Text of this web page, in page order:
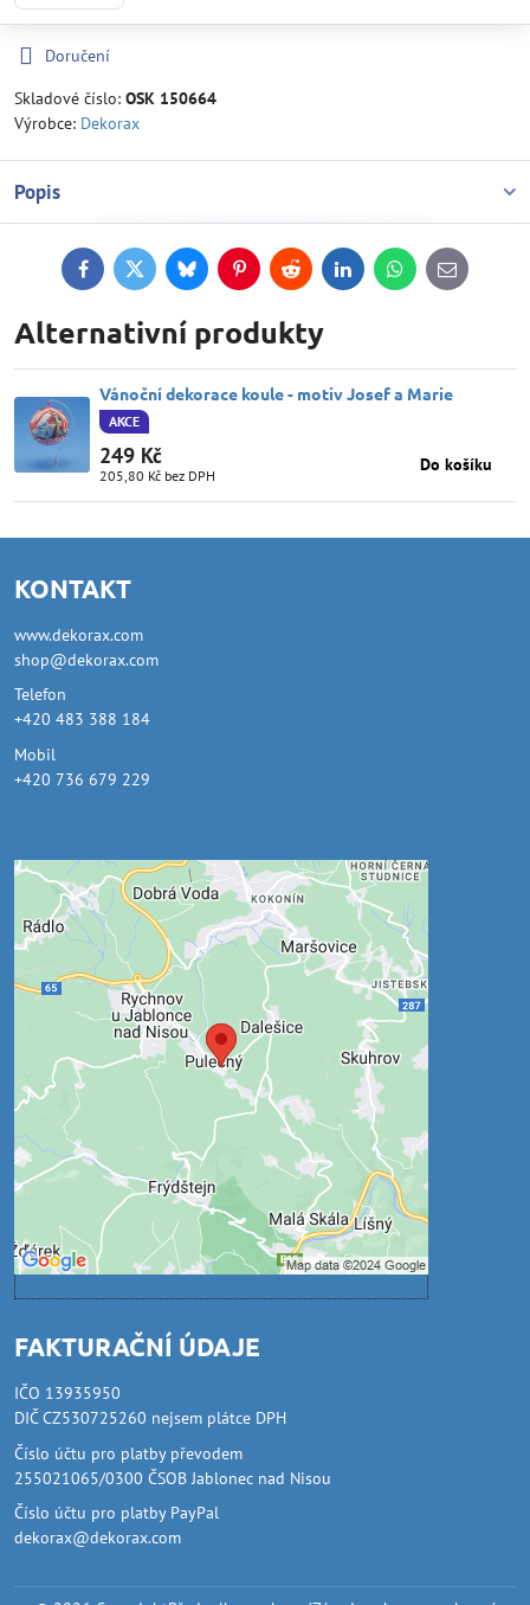
Doručení
Skladové číslo: OSK 150664
Výrobce: Dekorax
Popis
FacebookTwitterBlueskyPinterestReddit LinkedInWhatsApp
E-
mail
Alternativní produkty
Vánoční dekorace koule - motiv Josef a Marie
AKCE
249 Kč
205,80 Kč bez DPH
Do košíku
KONTAKT
www.dekorax.com
shop@dekorax.com
Telefon
+420 483 388 184
Mobil
+420 736 679 229
Externí obsah je blokován
Volbami soukromí
Přejete si načíst externí obsah?
Povolit jednou
Povolit a zapamatovat - souhlas s druhem
cookie: Funkční
Otevřít obsah v novém okně
FAKTURAČNÍ ÚDAJE
IČO 13935950
DIČ CZ530725260 nejsem plátce DPH
Číslo účtu pro platby převodem
255021065/0300 ČSOB Jablonec nad Nisou
Číslo účtu pro platby PayPal
dekorax@dekorax.com